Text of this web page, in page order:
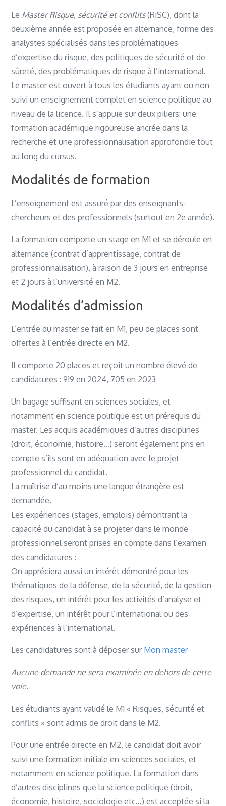
Le Master Risque, sécurité et conflits(RiSC), dont la
deuxième année est proposée en alternance, forme des
analystes spécialisés dans les problématiques
d’expertise du risque, des politiques de sécurité et de
sûreté, des problématiques de risque à l’international.
Le master est ouvert à tous les étudiants ayant ou non
suivi un enseignement complet en science politique au
niveau de la licence. Il s’appuie sur deux piliers: une
formation académique rigoureuse ancrée dans la
recherche et une professionnalisation approfondie tout
au long du cursus.
Modalités de formation
L’enseignement est assuré par des enseignants-
chercheurs et des professionnels (surtout en 2e année).
La formation comporte un stage en M1 et se déroule en
alternance (contrat d’apprentissage, contrat de
professionnalisation), à raison de 3 jours en entreprise
et 2 jours à l’université en M2.
Modalités d’admission
L’entrée du master se fait en M1, peu de places sont
offertes à l’entrée directe en M2.
Il comporte 20 places et reçoit un nombre élevé de
candidatures : 919 en 2024, 705 en 2023
Un bagage suffisant en sciences sociales, et
notamment en science politique est un prérequis du
master. Les acquis académiques d’autres disciplines
(droit, économie, histoire…) seront également pris en
compte s’ils sont en adéquation avec le projet
professionnel du candidat.
La maîtrise d’au moins une langue étrangère est
demandée.
Les expériences (stages, emplois) démontrant la
capacité du candidat à se projeter dans le monde
professionnel seront prises en compte dans l’examen
des candidatures :
On appréciera aussi un intérêt démontré pour les
thématiques de la défense, de la sécurité, de la gestion
des risques, un intérêt pour les activités d’analyse et
d’expertise, un intérêt pour l’international ou des
expériences à l’international.
Les candidatures sont à déposer sur Mon master
Aucune demande ne sera examinée en dehors de cette
voie.
Les étudiants ayant validé le M1 « Risques, sécurité et
conflits » sont admis de droit dans le M2.
Pour une entrée directe en M2, le candidat doit avoir
suivi une formation initiale en sciences sociales, et
notamment en science politique. La formation dans
d’autres disciplines que la science politique (droit,
économie, histoire, sociologie etc…) est acceptée si la